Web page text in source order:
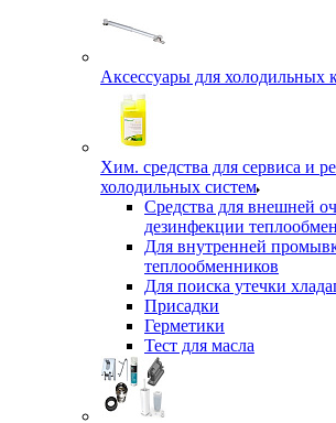
Аксессуары для холодильных
Хим. средства для сервиса и
холодильных систем
Средства для внешней
дезинфекции
Для внутренней
теплообменников
Для поиска утечки
Присадки
Герметики
Тест для масла